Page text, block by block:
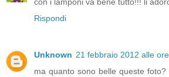
Rispondi
Unknown 21 febbraio 2012 alle
ma quanto sono belle queste